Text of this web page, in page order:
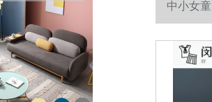
中小女
日夜ドレ